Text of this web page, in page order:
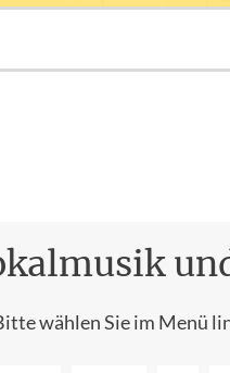
wählen Sie im Menü